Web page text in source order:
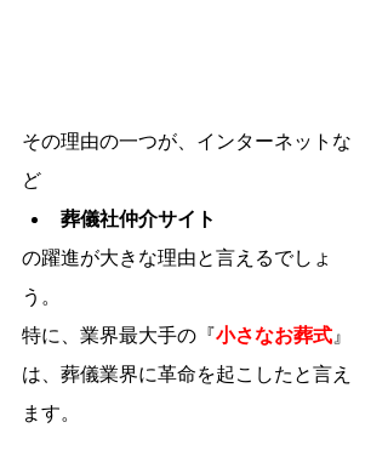
その理由の一つが、インターネットな
ど
葬儀社仲介サイト
の躍進が大きな理由と言えるでしょ
う。
特に、業界最大手の『小さなお葬式 』
は、葬儀業界に革命を起こしたと言え
ます。